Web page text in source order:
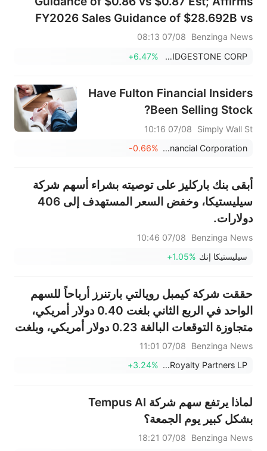
FY2026 Sales Guidance of $28.692B vs
$28.570B Est
Benzinga News
07/08 08:13
BRIDGESTONE CORP
+6.47%
Have Fulton Financial Insiders
Been Selling Stock?
Simply Wall St
07/08 10:16
Fulton Financial Corporation
-0.66%
أبقى بنك باركليز على توصيته بشراء أسهم شركة
سيليستيكا، وخفض السعر المستهدف إلى 406
دولارات.
Benzinga News
07/08 10:46
سيليستيكا إنك +1.05%
حققت شركة كيمبل رويالتي بارتنرز أرباحاً للسهم
الواحد في الربع الثاني بلغت 0.40 دولار أمريكي،
متجاوزة التوقعات البالغة 0.23 دولار أمريكي، وبلغت
المبيعات 112.477 مليون دولار أمريكي، متجاوزة
التوقعات البالغة 95.105 مليون دولار أمريكي.
Benzinga News
07/08 11:01
Kimbell Royalty Partners LP
+3.24%
لماذا يرتفع سهم شركة Tempus AI
بشكل كبير يوم الجمعة؟
Benzinga News
07/08 18:21